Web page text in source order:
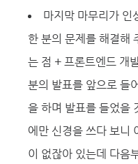
마지막 마무리가 인
한 분의 문제를 해결해
는 점 + 프론트엔드 개
분의 발표를 앞으로 들
을 하며 발표를 들었을
에만 신경을 쓰다 보니
이 없잖아 있는데 다음